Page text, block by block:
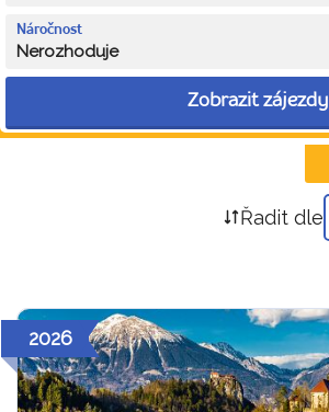
Náročnost
Nerozhoduje
Zobrazit zájezdy
Řadit dle
2026